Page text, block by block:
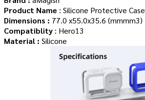
Product Name : Silicone Protective Case
Dimensions : 77.0 x55.0x35.6 (mmmm3)
Compatiblity : Hero13
Material : Silicone